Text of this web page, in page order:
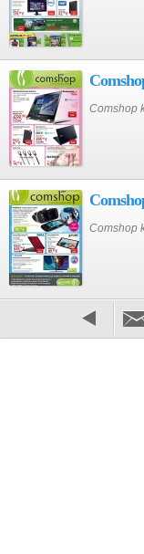
Comshop
Comshop